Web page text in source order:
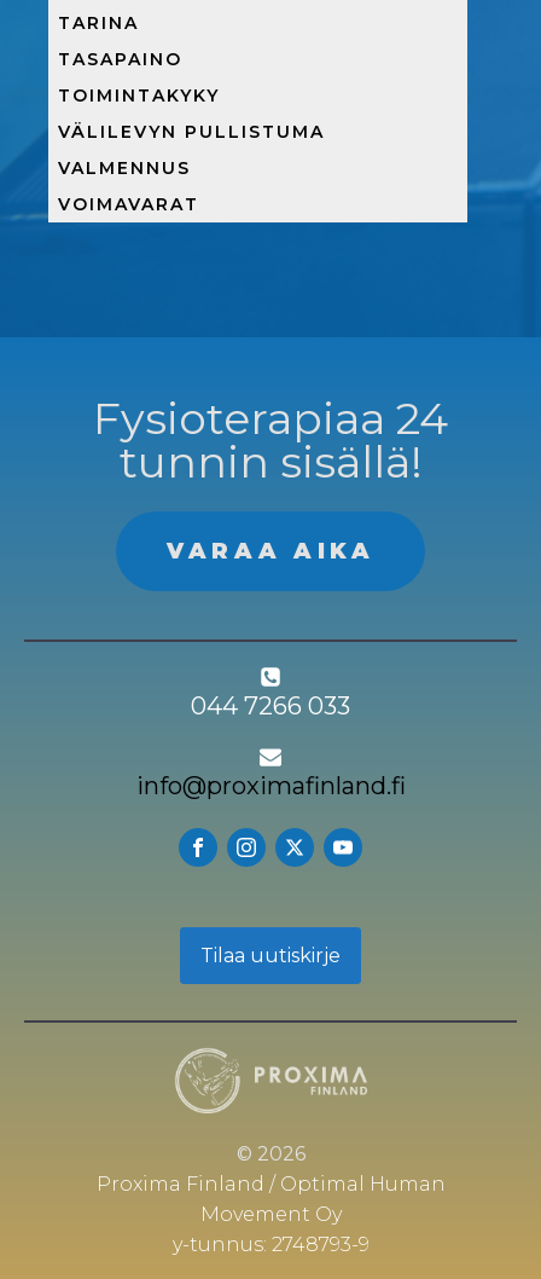
TARINA
TASAPAINO
TOIMINTAKYKY
VÄLILEVYN PULLISTUMA
VALMENNUS
VOIMAVARAT
Fysioterapiaa 24
tunnin sisällä!
VARAA AIKA
044 7266 033
info@proximafinland.fi
Tilaa uutiskirje
© 2026
Proxima Finland / Optimal Human
Movement Oy
y-tunnus: 2748793-9